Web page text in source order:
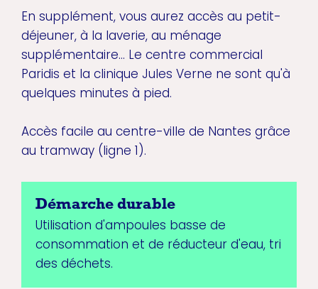
En supplément, vous aurez accès au petit-
déjeuner, à la laverie, au ménage
supplémentaire... Le centre commercial
Paridis et la clinique Jules Verne ne sont qu'à
quelques minutes à pied.
Accès facile au centre-ville de Nantes grâce
au tramway (ligne 1).
Démarche durable
Utilisation d'ampoules basse de
consommation et de réducteur d'eau, tri
des déchets.